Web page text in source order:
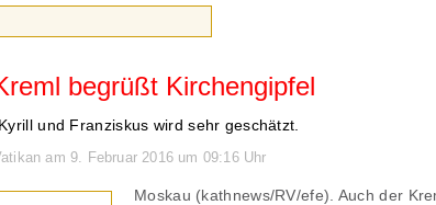
begrüßt Kirchengipfel
und Franziskus wird sehr geschätzt.
am 9. Februar 2016 um 09:16 Uhr
Moskau (kathnews/RV/efe). Auch der